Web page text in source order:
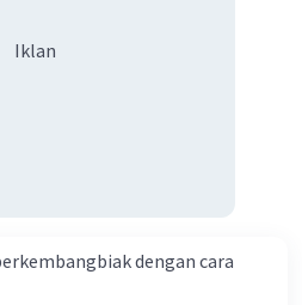
Iklan
dengan cara